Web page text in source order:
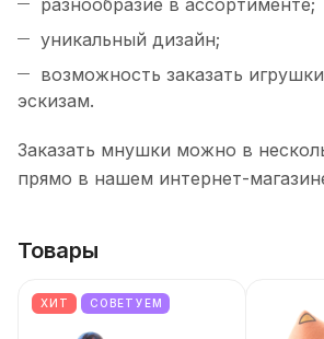
разнообразие в ассортименте;
уникальный дизайн;
возможность заказать
эскизам.
Заказать мнушки можно в
прямо в нашем интернет-
Товары
ХИТ СОВЕТУЕМ